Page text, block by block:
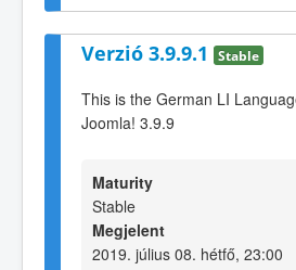
Verzió 3.9.9.1 Stable
This is the German LI
Joomla! 3.9.9
Maturity
Stable
Megjelent
2019. július 08. hétfő, 23:00